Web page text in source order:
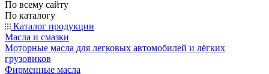
По всему сайту
По каталогу
Каталог продукции
Масла и смазки
Моторные масла для легковых автомобилей и лёгких
грузовиков
Фирменные масла